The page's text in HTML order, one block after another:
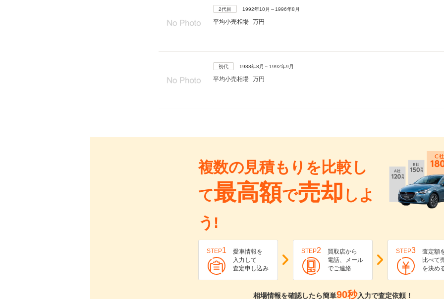
2代目 1992年10月～1996年8月
平均小売相場 万円
初代 1988年8月～1992年9月
平均小売相場 万円
複数の見積もりを比較し
て最高額で売却 しよ
う!
STEP1
愛車情報を
入力して
査定申し込み
STEP2
買取店から
電話、メール
でご連絡
STEP3
査定額
比べて
を決め
相場情報を確認したら簡単90秒入力で査定依頼！